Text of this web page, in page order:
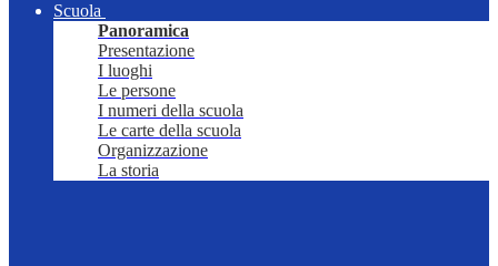
Scuola
Panoramica
Presentazione
I luoghi
Le persone
I numeri della scuola
Le carte della scuola
Organizzazione
La storia